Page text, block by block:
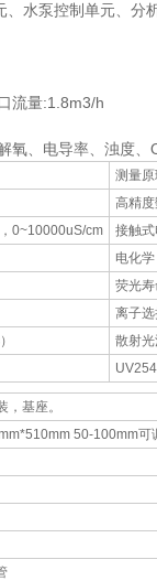
水泵控制单元、
流量:1.8m3/h
氧、电导率、浊度
测量原
高精
0~10000uS/cm 接触
电化学
荧光
离子
散射
，基座。
50-100mm可